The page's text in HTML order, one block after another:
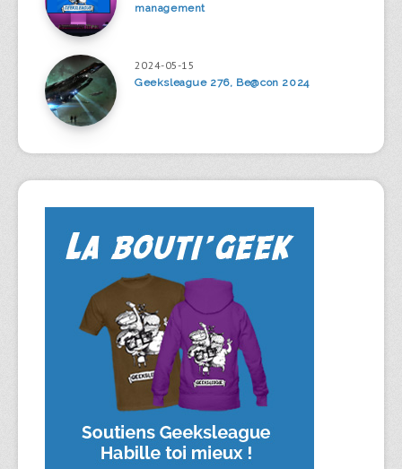
management
2024-05-15
Geeksleague 276, Be@con 2024